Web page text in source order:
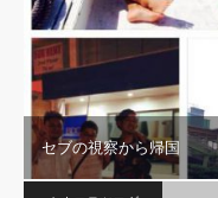
セブの視察から帰国